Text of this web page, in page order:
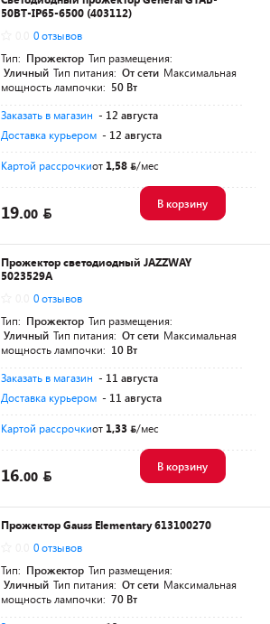
50BT-IP65-6500 (403112)
0 отзывов
Тип: Прожектор Тип размещения:
Уличный Тип питания: От сети Максимальная
мощность лампочки: 50 Вт
Заказать в магазин - 12 августа
Доставка курьером - 12 августа
Картой рассрочкиот 1,58 /мес
19.00
В корзину
Прожектор светодиодный JAZZWAY
5023529A
0 отзывов
Тип: Прожектор Тип размещения:
Уличный Тип питания: От сети Максимальная
мощность лампочки: 10 Вт
Заказать в магазин - 11 августа
Доставка курьером - 11 августа
Картой рассрочкиот 1,33 /мес
16.00
В корзину
Прожектор Gauss Elementary 613100270
0 отзывов
Тип: Прожектор Тип размещения:
Уличный Тип питания: От сети Максимальная
мощность лампочки: 70 Вт